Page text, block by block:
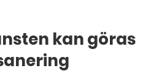
kan göras